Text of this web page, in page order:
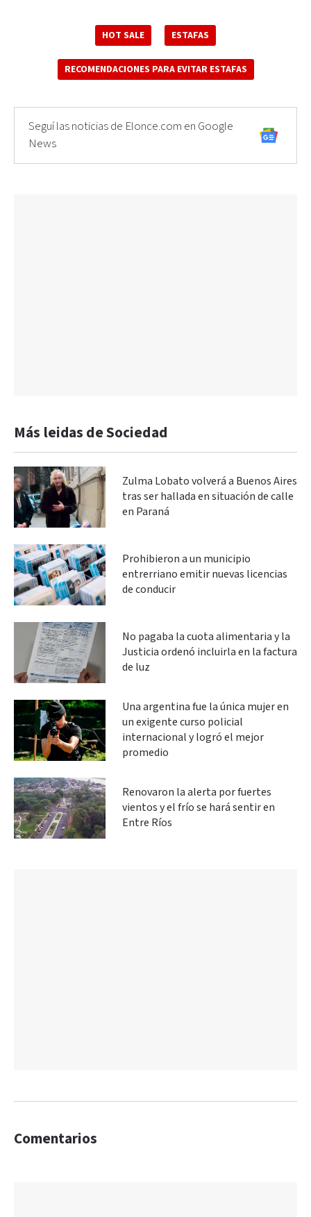
HOT SALE ESTAFAS
RECOMENDACIONES PARA EVITAR ESTAFAS
Seguí las noticias de Elonce.com en Google
News
Más leidas de Sociedad
Zulma Lobato volverá a Buenos Aires
tras ser hallada en situación de calle
en Paraná
Prohibieron a un municipio
entrerriano emitir nuevas licencias
de conducir
No pagaba la cuota alimentaria y la
Justicia ordenó incluirla en la factura
de luz
Una argentina fue la única mujer en
un exigente curso policial
internacional y logró el mejor
promedio
Renovaron la alerta por fuertes
vientos y el frío se hará sentir en
Entre Ríos
Comentarios